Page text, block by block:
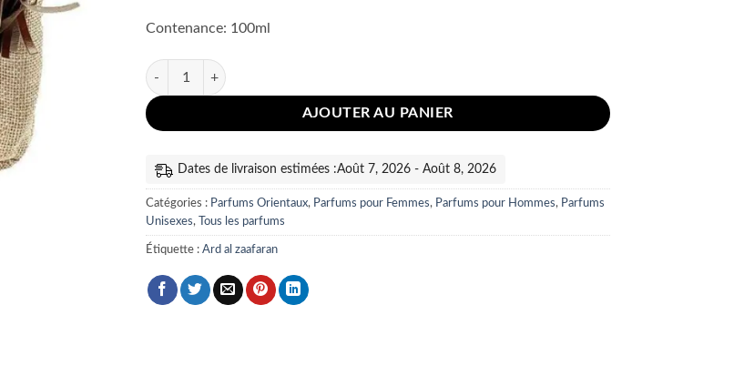
Contenance: 100ml
quantité de Mousuf eau de parfum 100ml
AJOUTER AU PANIER
Dates de livraison estimées :Août 7, 2026 - Août 8, 2026
Catégories : Parfums Orientaux, Parfums pour Femmes, Parfums pour Hommes, Parfums
Unisexes, Tous les parfums
Étiquette : Ard al zaafaran